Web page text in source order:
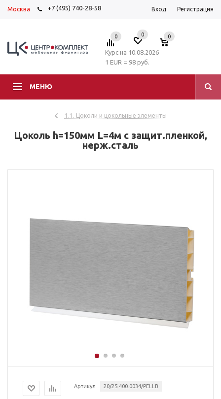
Москва +7 (495) 740-28-58 Вход Регистрация
МЕНЮ
0 0 0
Курс на 10.08.2026
1 EUR = 98 руб.
1.1. Цоколи и цокольные элементы
Цоколь h=150мм L=4м с защит.пленкой,
нерж.сталь
Артикул 20/25.400.0034/PELLB